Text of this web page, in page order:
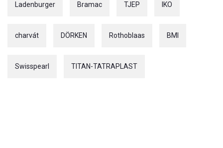
Ladenburger Bramac TJEP IKO
charvát DÖRKEN Rothoblaas BMI
Swisspearl TITAN-TATRAPLAST